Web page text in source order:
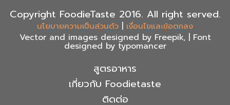
Copyright FoodieTaste 2016. All right served.
นโยบายความเป็นส่วนตัว | เงื่อนไขและข้อตกลง
Vector and images designed by Freepik, | Font
designed by typomancer
สูตรอาหาร
เกี่ยวกับ Foodietaste
ติดต่อ